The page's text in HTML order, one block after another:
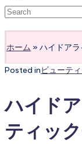
ホーム » ハイドア
Posted inビューテ
ハイド
ティッ